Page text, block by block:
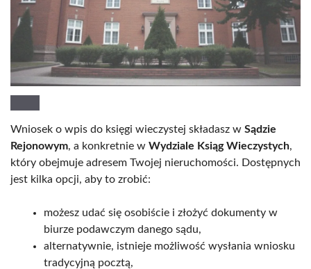
Wniosek o wpis do księgi wieczystej składasz w Sądzie
Rejonowym, a konkretnie w Wydziale Ksiąg Wieczystych,
który obejmuje adresem Twojej nieruchomości. Dostępnych
jest kilka opcji, aby to zrobić:
możesz udać się osobiście i złożyć dokumenty w
biurze podawczym danego sądu,
alternatywnie, istnieje możliwość wysłania wniosku
tradycyjną pocztą,